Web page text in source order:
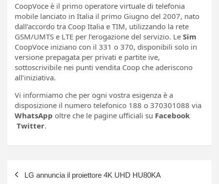
CoopVoce è il primo operatore virtuale di telefonia
mobile lanciato in Italia il primo Giugno del 2007, nato
dall’accordo tra Coop Italia e TIM, utilizzando la rete
GSM/UMTS e LTE per l’erogazione del servizio. Le Sim
CoopVoce iniziano con il 331 o 370, disponibili solo in
versione prepagata per privati e partite ive,
sottoscrivibile nei punti vendita Coop che aderiscono
all’iniziativa.
Vi informiamo che per ogni vostra esigenza è a
disposizione il numero telefonico 188 o 370301088 via
WhatsApp oltre che le pagine ufficiali su Facebook
Twitter.
LG annuncia il proiettore 4K UHD HU80KA